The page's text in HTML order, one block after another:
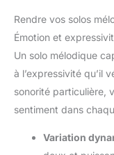
Rendre vos solos
Émotion et
Un solo mélodique
à l’expressivité qu’il
sonorité particulière,
sentiment dans
Variation